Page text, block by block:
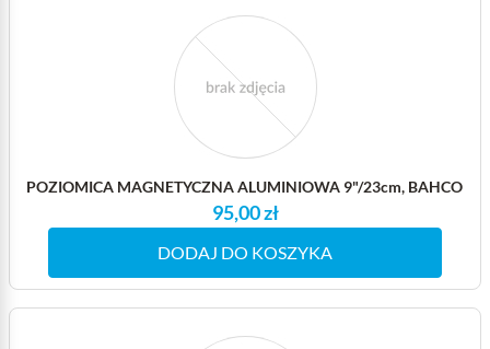
POZIOMICA MAGNETYCZNA ALUMINIOWA 9"/23cm, BAHCO
95,00 zł
DODAJ DO KOSZYKA